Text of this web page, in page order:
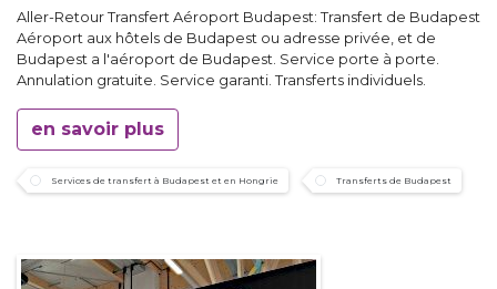
Aller-Retour Transfert Aéroport Budapest: Transfert de Budapest
Aéroport aux hôtels de Budapest ou adresse privée, et de
Budapest a l'aéroport de Budapest. Service porte à porte.
Annulation gratuite. Service garanti. Transferts individuels.
en savoir plus
Services de transfert à Budapest et en Hongrie Transferts de Budapest